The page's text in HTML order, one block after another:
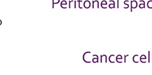
рака яичников
(общая информация)